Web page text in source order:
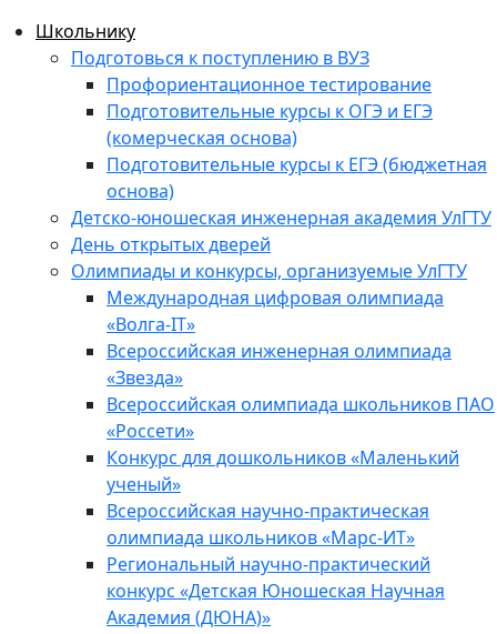
Школьнику
Подготовься к поступлению в ВУЗ
Профориентационное тестирование
Подготовительные курсы к ОГЭ и ЕГЭ
(комерческая основа)
Подготовительные курсы к ЕГЭ (бюджетная
основа)
Детско-юношеская инженерная академия УлГТУ
День открытых дверей
Олимпиады и конкурсы, организуемые УлГТУ
Международная цифровая олимпиада
«Волга-IT»
Всероссийская инженерная олимпиада
«Звезда»
Всероссийская олимпиада школьников ПАО
«Россети»
Конкурс для дошкольников «Маленький
ученый»
Всероссийская научно-практическая
олимпиада школьников «Марс-ИТ»
Региональный научно-практический
конкурс «Детская Юношеская Научная
Академия (ДЮНА)»